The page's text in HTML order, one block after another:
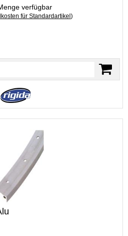
verfügbar
für Standardartikel )